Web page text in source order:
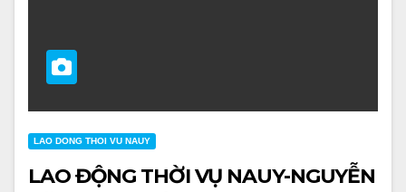
LAO DONG THOI VU NAUY
LAO ĐỘNG THỜI VỤ NAUY-NGUYỄN